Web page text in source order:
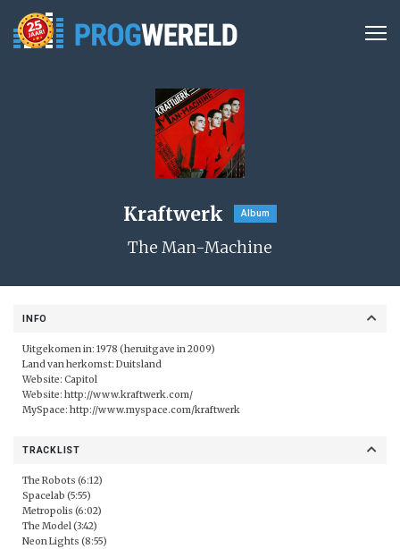
Kraftwerk Album
The Man-Machine
INFO
Uitgekomen in: 1978 (heruitgave in 2009)
Land van herkomst: Duitsland
Website: Capitol
Website: http://www.kraftwerk.com/
MySpace: http://www.myspace.com/kraftwerk
TRACKLIST
The Robots (6:12)
Spacelab (5:55)
Metropolis (6:02)
The Model (3:42)
Neon Lights (8:55)